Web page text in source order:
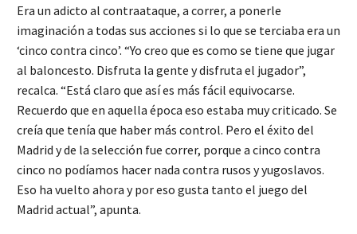
Era un adicto al contraataque, a correr, a ponerle
imaginación a todas sus acciones si lo que se terciaba era un
‘cinco contra cinco’. “Yo creo que es como se tiene que jugar
al baloncesto. Disfruta la gente y disfruta el jugador”,
recalca. “Está claro que así es más fácil equivocarse.
Recuerdo que en aquella época eso estaba muy criticado. Se
creía que tenía que haber más control. Pero el éxito del
Madrid y de la selección fue correr, porque a cinco contra
cinco no podíamos hacer nada contra rusos y yugoslavos.
Eso ha vuelto ahora y por eso gusta tanto el juego del
Madrid actual”, apunta.